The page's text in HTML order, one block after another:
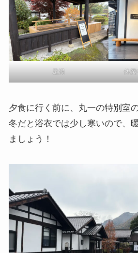
足湯 休業
夕食に行く前に、丸一の特別室
冬だと浴衣では少し寒いので、
ましょう！